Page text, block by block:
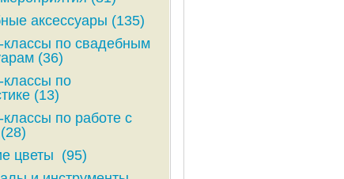
аксессуары (135)
классы по свадебным
(36)
по
(13)
по работе с
цветы (95)